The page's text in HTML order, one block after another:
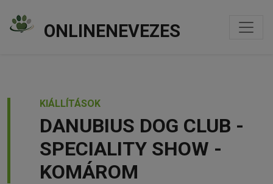
ONLINENEVEZES
KIÁLLÍTÁSOK
DANUBIUS DOG CLUB -
SPECIALITY SHOW -
KOMÁROM